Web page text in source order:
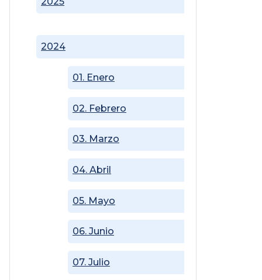
2024
01. Enero
02. Febrero
03. Marzo
04. Abril
05. Mayo
06. Junio
07. Julio